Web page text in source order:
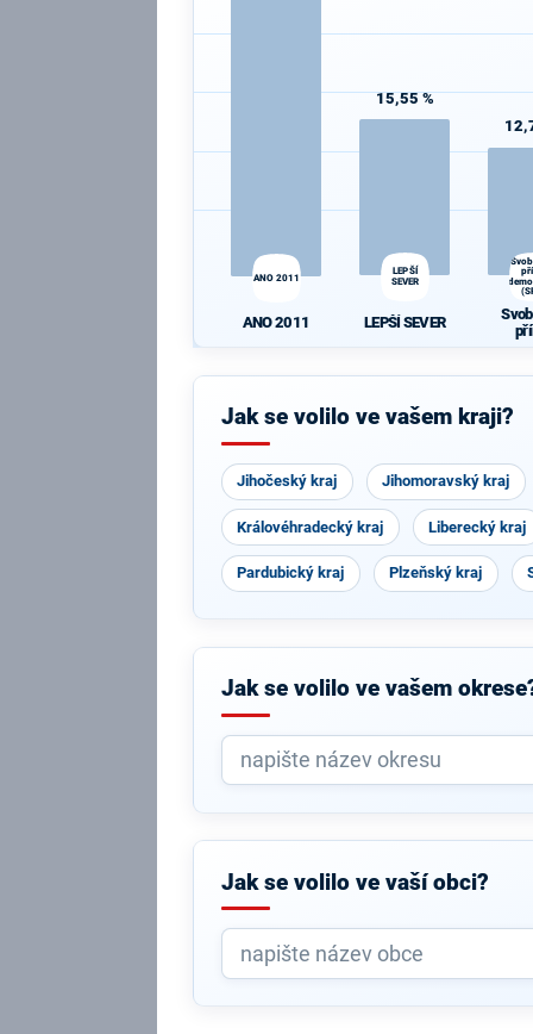
ANO 2011
ANO 2011
15,55 %
LEPŠÍ
SEVER
LEPŠÍ SEVER
Jak se volilo ve vašem kraji?
Jihočeský kraj Jihomoravský kraj
Královéhradecký kraj Liberecký kraj
Pardubický kraj Plzeňský kraj
Jak se volilo ve vašem
Jak se volilo ve vaší obci?